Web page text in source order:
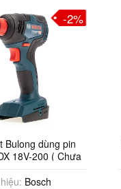
dùng pin
200 ( Chưa
Bosch
-2%